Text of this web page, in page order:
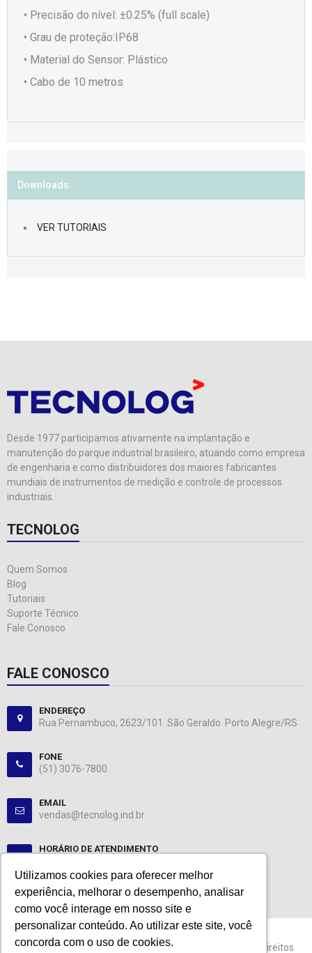
Utilizamos cookies para oferecer melhor
experiência, melhorar o desempenho, analisar
como você interage em nosso site e
personalizar conteúdo. Ao utilizar este site, você
concorda com o uso de cookies.
Utilizamos cookies para oferecer melhor
experiência, melhorar o desempenho, analisar
como você interage em nosso site e
personalizar conteúdo. Ao utilizar este site, você
concorda com o uso de cookies.
• Precisão do nível: ±0.25% (full scale)
• Grau de proteção:IP68
• Material do Sensor: Plástico
• Cabo de 10 metros
Downloads
VER TUTORIAIS
Desde 1977 participamos ativamente na implantação e
manutenção do parque industrial brasileiro, atuando como empresa
de engenharia e como distribuidores dos maiores fabricantes
mundiais de instrumentos de medição e controle de processos
industriais.
TECNOLOG
Quem Somos
Blog
Tutoriais
Suporte Técnico
Fale Conosco
FALE CONOSCO
ENDEREÇO
Rua Pernambuco, 2623/101. São Geraldo. Porto Alegre/RS
FONE
(51) 3076-7800
EMAIL
vendas@tecnolog.ind.br
HORÁRIO DE ATENDIMENTO
© 2024 Tecnolog. CNPJ: 89.401.335/0001-25. Todos os direitos